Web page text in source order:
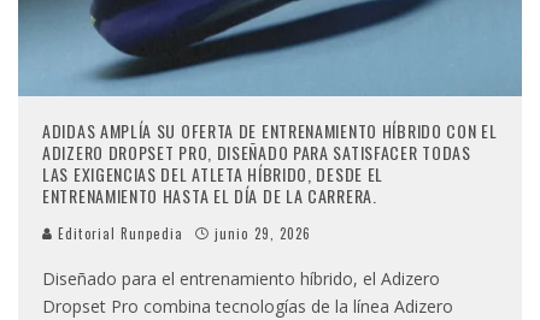
ADIDAS AMPLÍA SU OFERTA DE ENTRENAMIENTO HÍBRIDO CON EL
ADIZERO DROPSET PRO, DISEÑADO PARA SATISFACER TODAS
LAS EXIGENCIAS DEL ATLETA HÍBRIDO, DESDE EL
ENTRENAMIENTO HASTA EL DÍA DE LA CARRERA.
Editorial Runpedia junio 29, 2026
Diseñado para el entrenamiento híbrido, el Adizero
Dropset Pro combina tecnologías de la línea Adizero